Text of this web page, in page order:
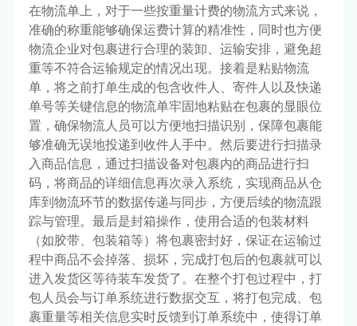
在物流单上，对于一些按重量计费的物流方式来说，
准确的称重能够确保运费计算的精准性，同时也方便
物流企业对包裹进行合理的装卸、运输安排，避免超
重等不符合运输规定的情况出现。接着是粘贴物流
单，将之前打单生成的包含收件人、寄件人以及快递
单号等关键信息的物流单牢固地粘贴在包裹的显眼位
置，确保物流人员可以方便地扫描识别，保障包裹能
够准确无误地投递到收件人手中。然后要进行扫描录
入商品信息，通过扫描设备对包裹内的商品进行扫
码，将商品的详细信息再次录入系统，实现商品从仓
库到物流环节的数据传递与同步，方便后续的物流跟
踪与管理。最后是封箱操作，使用合适的包装材料
（如胶带、包装箱等）将包裹密封好，保证在运输过
程中商品不会掉落、损坏，完成打包后的包裹就可以
进入发货区等待装车发货了。在整个打包过程中，打
包人员会与订单系统进行数据交互，将打包完成、包
裹重量等相关信息实时反馈到订单系统中，使得订单